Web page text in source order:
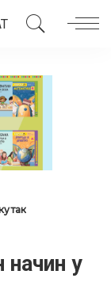
начин у